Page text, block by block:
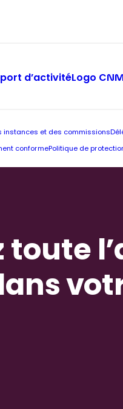
d’activitéLogo
instances et des commissions
conformePolitique de
toute